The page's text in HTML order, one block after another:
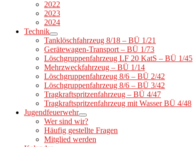
2022
2023
2024
Technik
Tanklöschfahrzeug 8/18 – BÜ 1/21
Gerätewagen-Transport – BÜ 1/73
Löschgruppenfahrzeug LF 20 KatS – BÜ 1/45
Mehrzweckfahrzeug – BÜ 1/14
Löschgruppenfahrzeug 8/6 – BÜ 2/42
Löschgruppenfahrzeug 8/6 – BÜ 3/42
Tragkraftspritzenfahrzeug – BÜ 4/47
Tragkraftspritzenfahrzeug mit Wasser BÜ 4/48
Jugendfeuerwehr
Wer sind wir?
Häufig gestellte Fragen
Mitglied werden